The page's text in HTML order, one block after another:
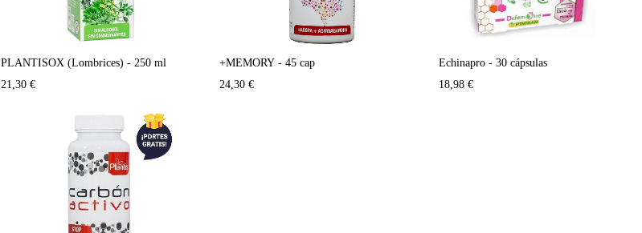
PLANTISOX (Lombrices) - 250 ml
21,30 €
+MEMORY - 45 cap
24,30€
Echinapro - 30 cápsulas
18,98€